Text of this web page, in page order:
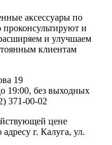
аксессуары по
и
и улучшаем
клиентам
19
19:00, без выходных
371-00-02
цене
г. Калуга, ул.